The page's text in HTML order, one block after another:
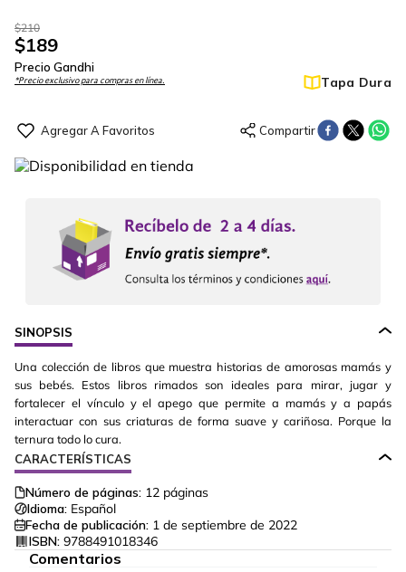
$210
$189
Precio Gandhi
*Precio exclusivo para compras en línea. Tapa Dura
SINOPSIS
Una colección de libros que muestra historias de amorosas mamás y
sus bebés. Estos libros rimados son ideales para mirar, jugar y
fortalecer el vínculo y el apego que permite a mamás y a papás
interactuar con sus criaturas de forma suave y cariñosa. Porque la
ternura todo lo cura.
CARACTERÍSTICAS
Número de páginas: 12 páginas
Idioma: Español
Fecha de publicación: 1 de septiembre de 2022
ISBN: 9788491018346
Comentarios